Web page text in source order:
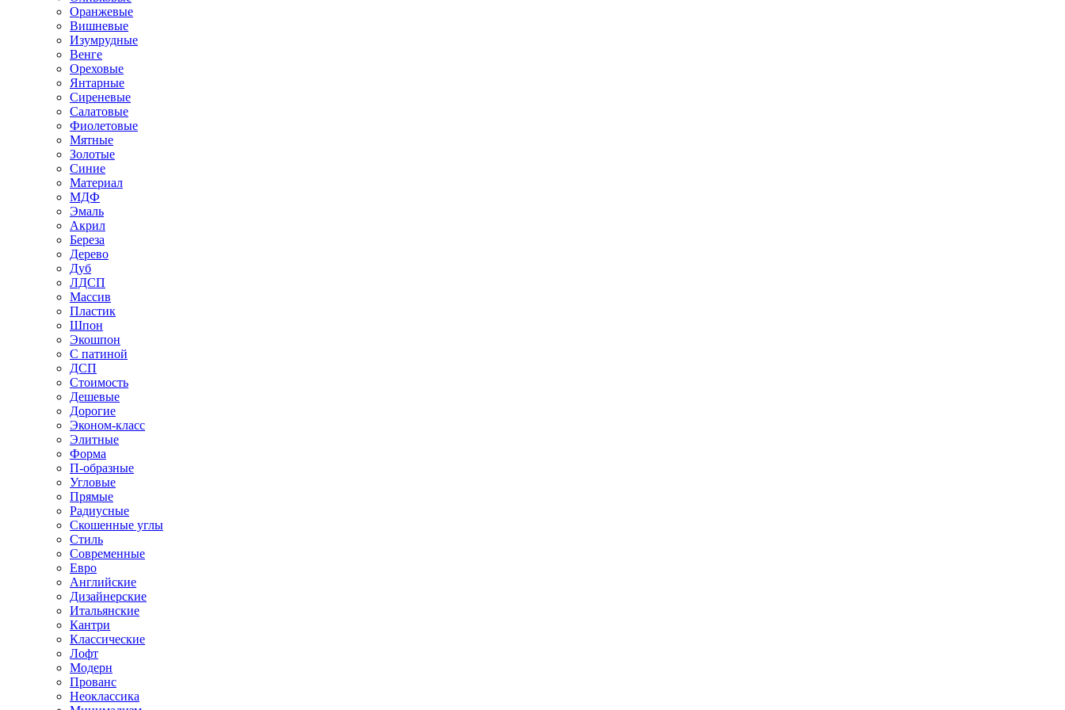
Оранжевые
Вишневые
Изумрудные
Венге
Ореховые
Янтарные
Сиреневые
Салатовые
Фиолетовые
Мятные
Золотые
Синие
Материал
МДФ
Эмаль
Акрил
Береза
Дерево
Дуб
ЛДСП
Массив
Пластик
Шпон
Экошпон
С патиной
ДСП
Стоимость
Дешевые
Дорогие
Эконом-класс
Элитные
Форма
П-образные
Угловые
Прямые
Радиусные
Скошенные углы
Стиль
Современные
Евро
Английские
Дизайнерские
Итальянские
Кантри
Классические
Лофт
Модерн
Прованс
Неоклассика